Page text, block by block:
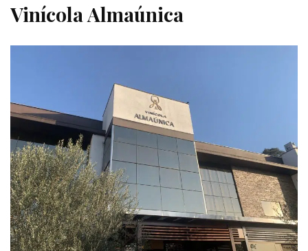
Vinícola Almaúnica